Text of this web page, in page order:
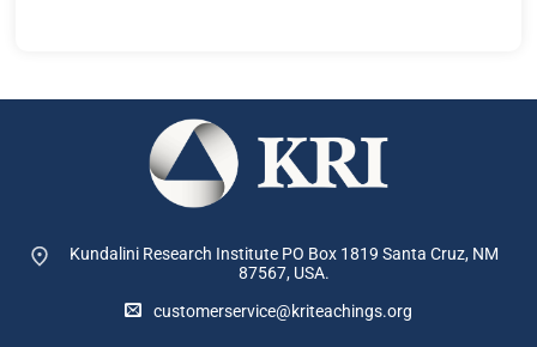
Kundalini Research Institute PO Box 1819 Santa Cruz, NM
87567, USA.
customerservice@kriteachings.org